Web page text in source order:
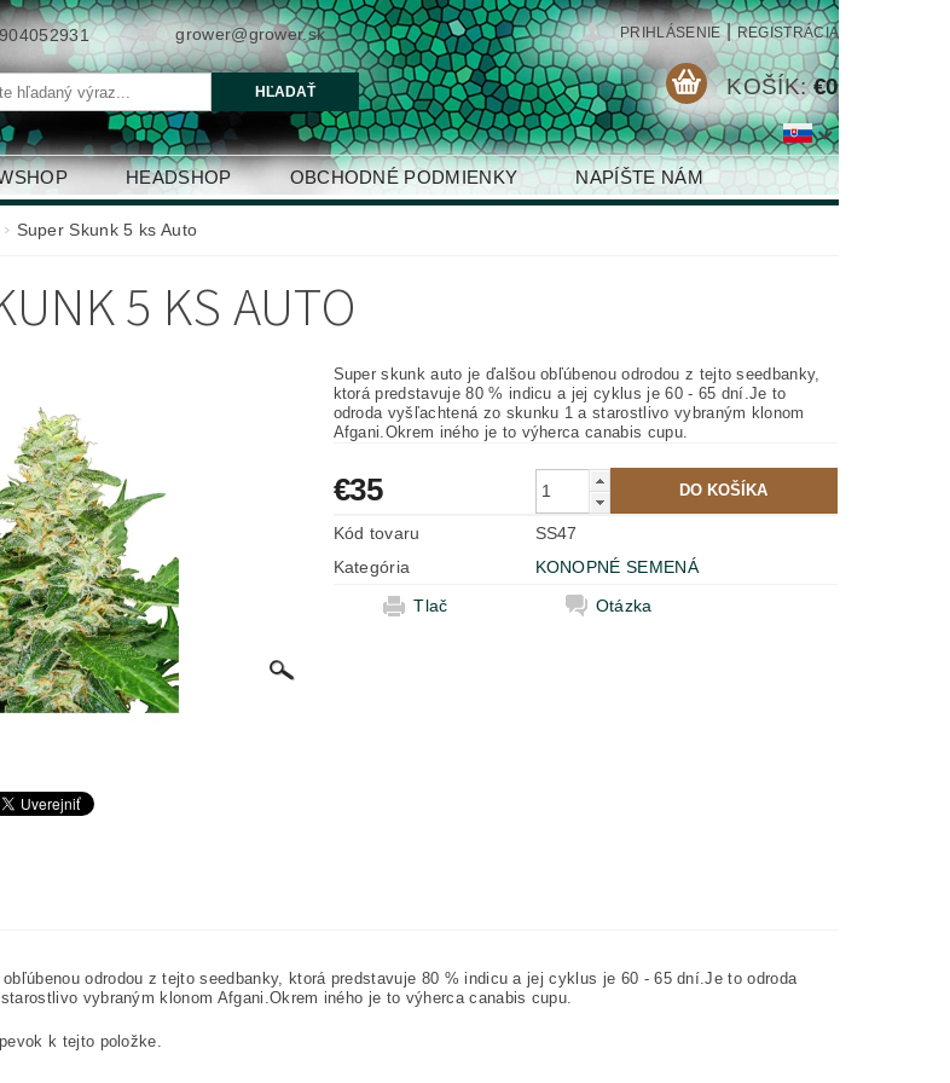
grower@grower.sk PRIHLÁSENIE | REGISTRÁCIA
KOŠÍK: €0
HEADSHOP OBCHODNÉ PODMIENKY NAPÍŠTE NÁM
Super Skunk 5 ks Auto
5 KS AUTO
Super skunk auto je ďalšou obľúbenou odrodou z tejto seedbanky,
ktorá predstavuje 80 % indicu a jej cyklus je 60 - 65 dní.Je to
odroda vyšľachtená zo skunku 1 a starostlivo vybraným klonom
Afgani.Okrem iného je to výherca canabis cupu.
€35
Kód tovaru
SS47
Kategória
KONOPNÉ SEMENÁ
Tlač
Otázka
odrodou z tejto seedbanky, ktorá predstavuje 80 % indicu a jej cyklus je 60 - 65 dní.Je to odroda
vybraným klonom Afgani.Okrem iného je to výherca canabis cupu.
k tejto položke.